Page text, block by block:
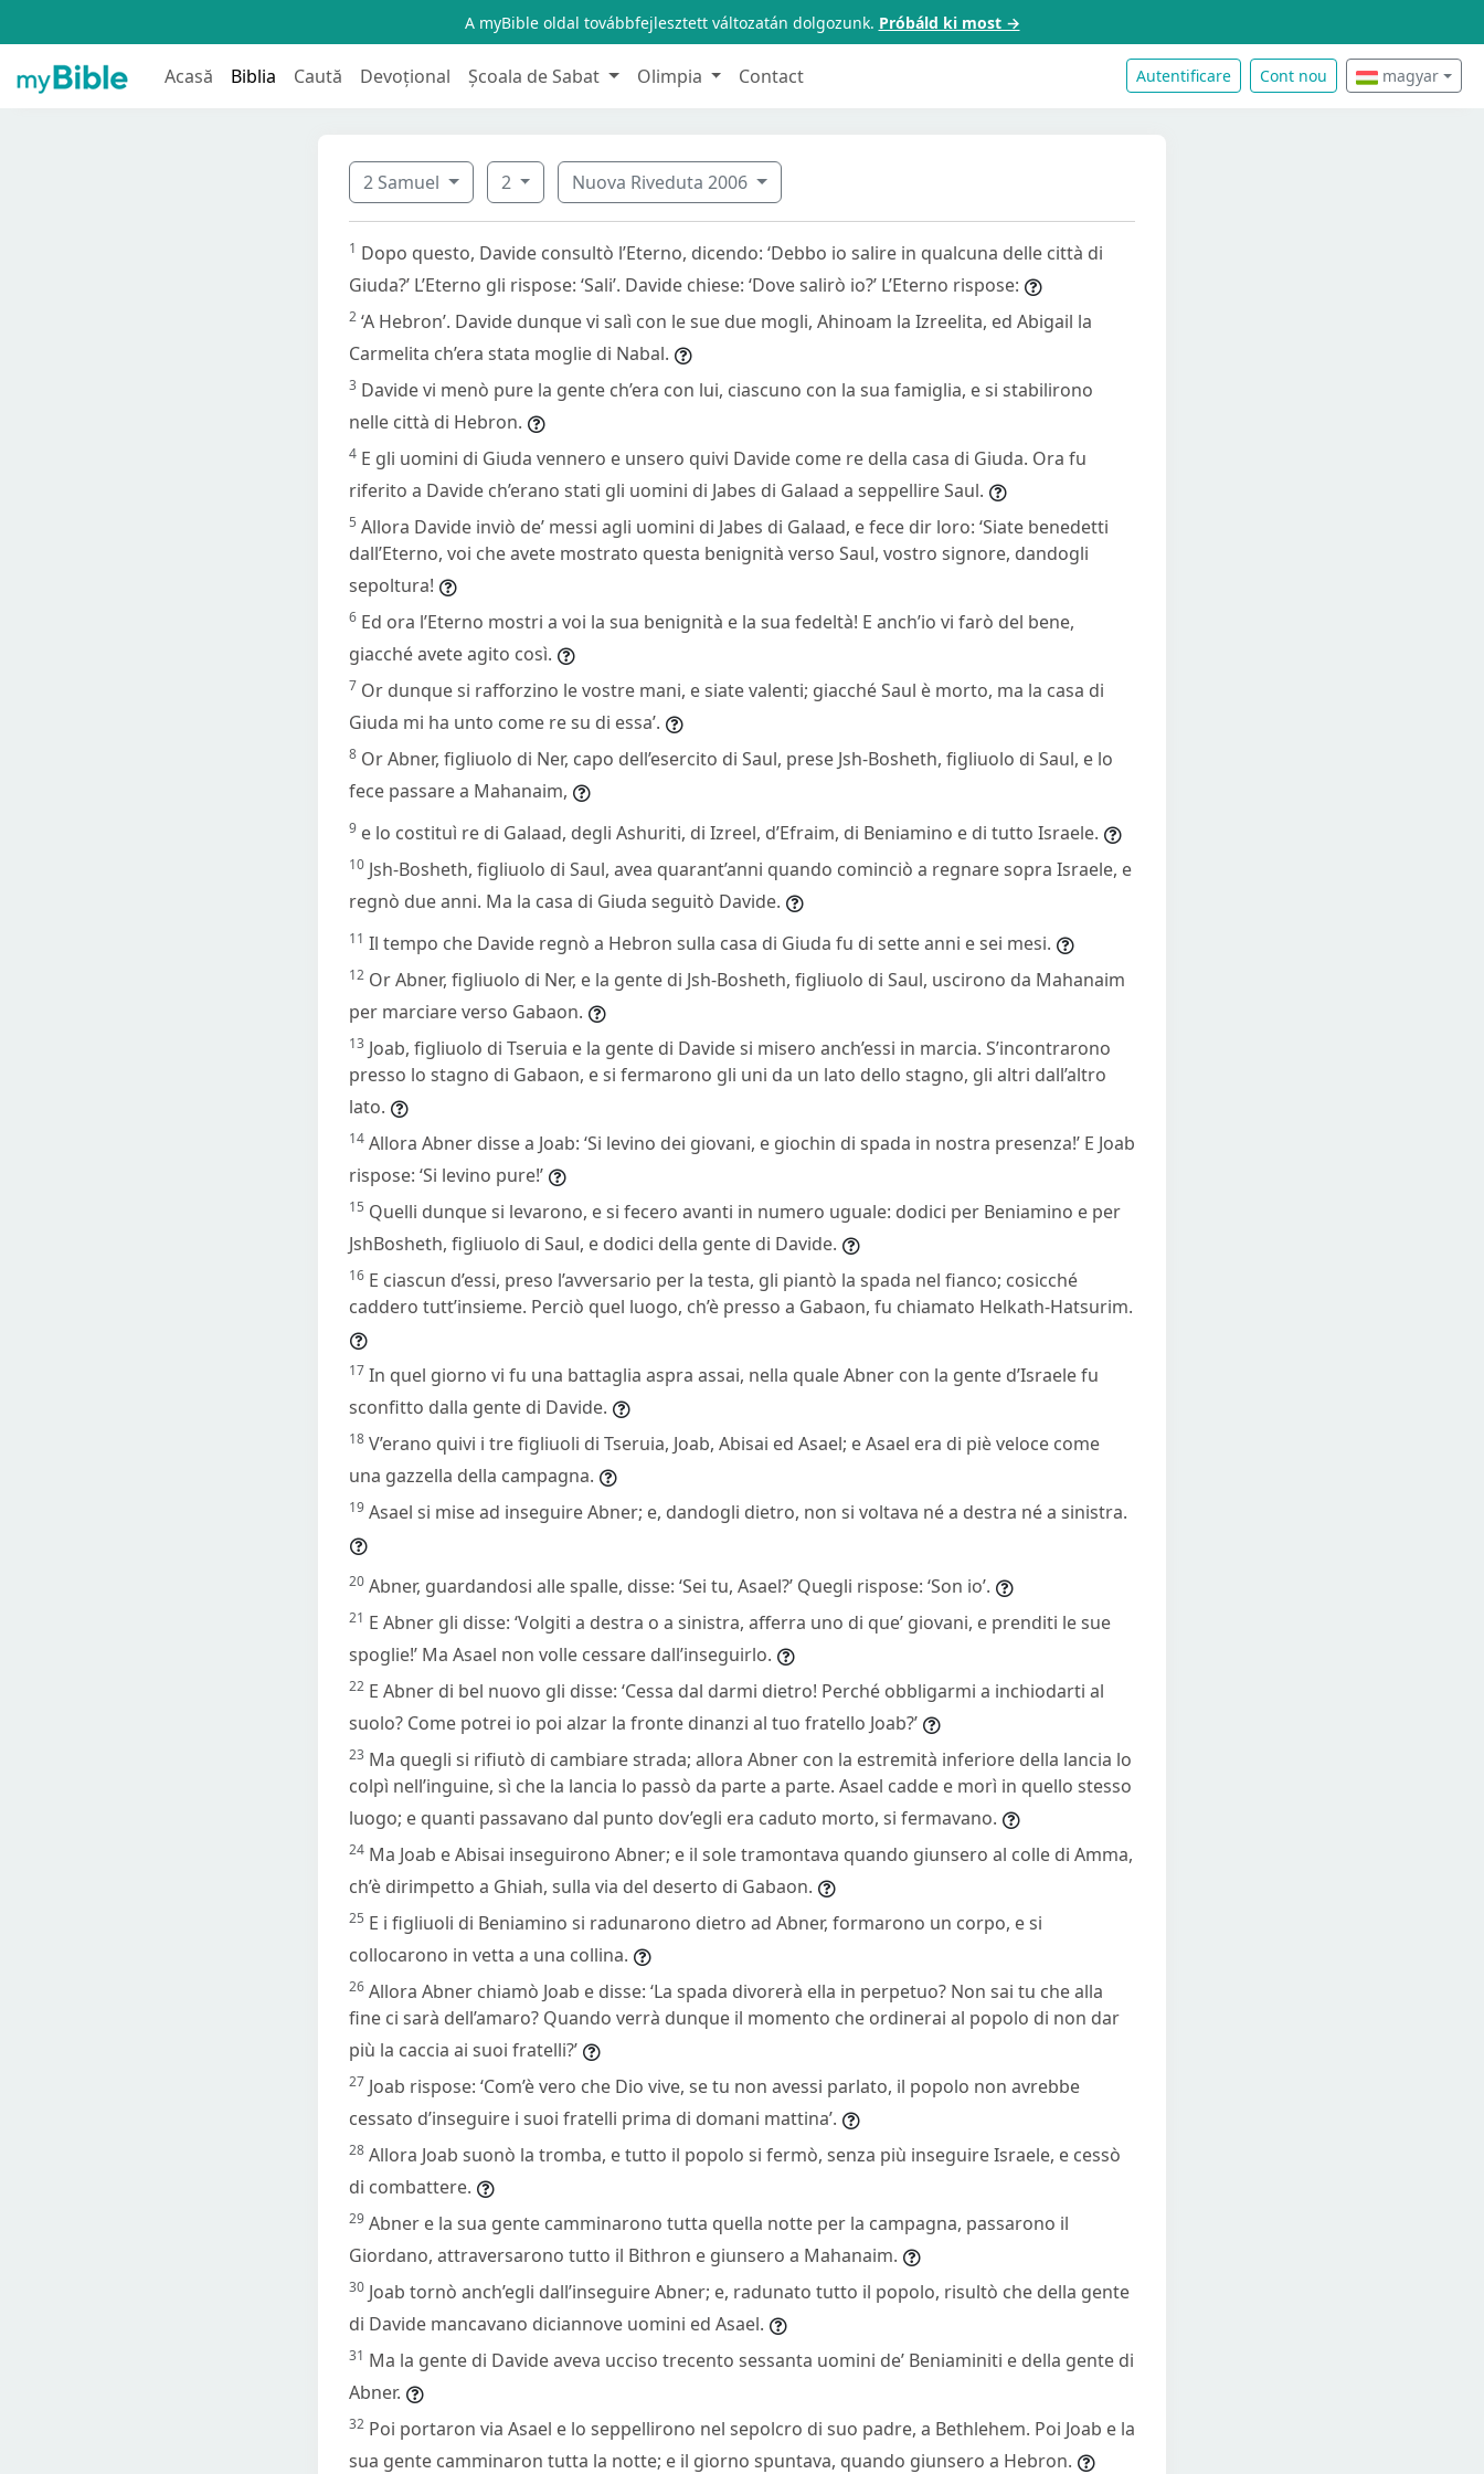
A myBible oldal továbbfejlesztett változatán dolgozunk. Próbáld ki most →
Acasă Biblia Caută Devoțional Școala de Sabat Olimpia Contact Autentificare Cont nou magyar
2 Samuel 2 Nuova Riveduta 2006
1 Dopo questo, Davide consultò l’Eterno, dicendo: ‘Debbo io salire in qualcuna delle città di
Giuda?’ L’Eterno gli rispose: ‘Sali’. Davide chiese: ‘Dove salirò io?’ L’Eterno rispose:
2 ‘A Hebron’. Davide dunque vi salì con le sue due mogli, Ahinoam la Izreelita, ed Abigail la
Carmelita ch’era stata moglie di Nabal.
3 Davide vi menò pure la gente ch’era con lui, ciascuno con la sua famiglia, e si stabilirono
nelle città di Hebron.
4 E gli uomini di Giuda vennero e unsero quivi Davide come re della casa di Giuda. Ora fu
riferito a Davide ch’erano stati gli uomini di Jabes di Galaad a seppellire Saul.
5 Allora Davide inviò de’ messi agli uomini di Jabes di Galaad, e fece dir loro: ‘Siate benedetti
dall’Eterno, voi che avete mostrato questa benignità verso Saul, vostro signore, dandogli
sepoltura!
6 Ed ora l’Eterno mostri a voi la sua benignità e la sua fedeltà! E anch’io vi farò del bene,
giacché avete agito così.
7 Or dunque si rafforzino le vostre mani, e siate valenti; giacché Saul è morto, ma la casa di
Giuda mi ha unto come re su di essa’.
8 Or Abner, figliuolo di Ner, capo dell’esercito di Saul, prese Jsh-Bosheth, figliuolo di Saul, e lo
fece passare a Mahanaim,
9 e lo costituì re di Galaad, degli Ashuriti, di Izreel, d’Efraim, di Beniamino e di tutto Israele.
10 Jsh-Bosheth, figliuolo di Saul, avea quarant’anni quando cominciò a regnare sopra Israele, e
regnò due anni. Ma la casa di Giuda seguitò Davide.
11 Il tempo che Davide regnò a Hebron sulla casa di Giuda fu di sette anni e sei mesi.
12 Or Abner, figliuolo di Ner, e la gente di Jsh-Bosheth, figliuolo di Saul, uscirono da Mahanaim
per marciare verso Gabaon.
13 Joab, figliuolo di Tseruia e la gente di Davide si misero anch’essi in marcia. S’incontrarono
presso lo stagno di Gabaon, e si fermarono gli uni da un lato dello stagno, gli altri dall’altro
lato.
14 Allora Abner disse a Joab: ‘Si levino dei giovani, e giochin di spada in nostra presenza!’ E Joab
rispose: ‘Si levino pure!’
15 Quelli dunque si levarono, e si fecero avanti in numero uguale: dodici per Beniamino e per
JshBosheth, figliuolo di Saul, e dodici della gente di Davide.
16 E ciascun d’essi, preso l’avversario per la testa, gli piantò la spada nel fianco; cosicché
caddero tutt’insieme. Perciò quel luogo, ch’è presso a Gabaon, fu chiamato Helkath-Hatsurim.
17 In quel giorno vi fu una battaglia aspra assai, nella quale Abner con la gente d’Israele fu
sconfitto dalla gente di Davide.
18 V’erano quivi i tre figliuoli di Tseruia, Joab, Abisai ed Asael; e Asael era di piè veloce come
una gazzella della campagna.
19 Asael si mise ad inseguire Abner; e, dandogli dietro, non si voltava né a destra né a sinistra.
20 Abner, guardandosi alle spalle, disse: ‘Sei tu, Asael?’ Quegli rispose: ‘Son io’.
21 E Abner gli disse: ‘Volgiti a destra o a sinistra, afferra uno di que’ giovani, e prenditi le sue
spoglie!’ Ma Asael non volle cessare dall’inseguirlo.
22 E Abner di bel nuovo gli disse: ‘Cessa dal darmi dietro! Perché obbligarmi a inchiodarti al
suolo? Come potrei io poi alzar la fronte dinanzi al tuo fratello Joab?’
23 Ma quegli si rifiutò di cambiare strada; allora Abner con la estremità inferiore della lancia lo
colpì nell’inguine, sì che la lancia lo passò da parte a parte. Asael cadde e morì in quello stesso
luogo; e quanti passavano dal punto dov’egli era caduto morto, si fermavano.
24 Ma Joab e Abisai inseguirono Abner; e il sole tramontava quando giunsero al colle di Amma,
ch’è dirimpetto a Ghiah, sulla via del deserto di Gabaon.
25 E i figliuoli di Beniamino si radunarono dietro ad Abner, formarono un corpo, e si
collocarono in vetta a una collina.
26 Allora Abner chiamò Joab e disse: ‘La spada divorerà ella in perpetuo? Non sai tu che alla
fine ci sarà dell’amaro? Quando verrà dunque il momento che ordinerai al popolo di non dar
più la caccia ai suoi fratelli?’
27 Joab rispose: ‘Com’è vero che Dio vive, se tu non avessi parlato, il popolo non avrebbe
cessato d’inseguire i suoi fratelli prima di domani mattina’.
28 Allora Joab suonò la tromba, e tutto il popolo si fermò, senza più inseguire Israele, e cessò
di combattere.
29 Abner e la sua gente camminarono tutta quella notte per la campagna, passarono il
Giordano, attraversarono tutto il Bithron e giunsero a Mahanaim.
30 Joab tornò anch’egli dall’inseguire Abner; e, radunato tutto il popolo, risultò che della gente
di Davide mancavano diciannove uomini ed Asael.
31 Ma la gente di Davide aveva ucciso trecento sessanta uomini de’ Beniaminiti e della gente di
Abner.
32 Poi portaron via Asael e lo seppellirono nel sepolcro di suo padre, a Bethlehem. Poi Joab e la
sua gente camminaron tutta la notte; e il giorno spuntava, quando giunsero a Hebron.